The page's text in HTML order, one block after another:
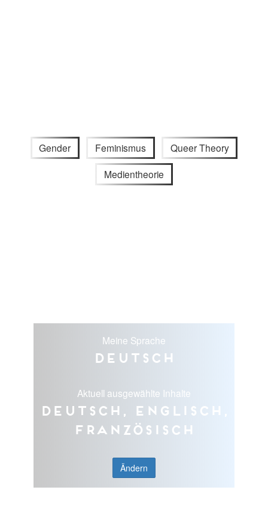
Gender Feminismus Queer Theory
Medientheorie
Meine Sprache
Deutsch
Aktuell ausgewählte Inhalte
Deutsch, Englisch,
Französisch
Ändern